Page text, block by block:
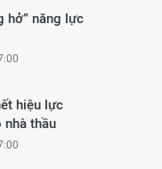
hở” năng lực
hiệu lực
nhà thầu